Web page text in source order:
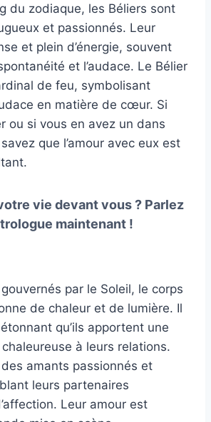
du zodiaque, les Béliers sont
et passionnés. Leur
et plein d’énergie, souvent
et l’audace. Le Bélier
de feu, symbolisant
en matière de cœur. Si
ou si vous en avez un dans
que l’amour avec eux est
vie devant vous ? Parlez
maintenant !
par le Soleil, le corps
de chaleur et de lumière. Il
qu’ils apportent une
à leurs relations.
amants passionnés et
leurs partenaires
Leur amour est